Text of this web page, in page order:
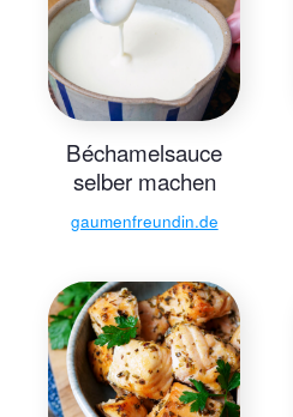
Béchamelsauce
selber machen
gaumenfreundin.de